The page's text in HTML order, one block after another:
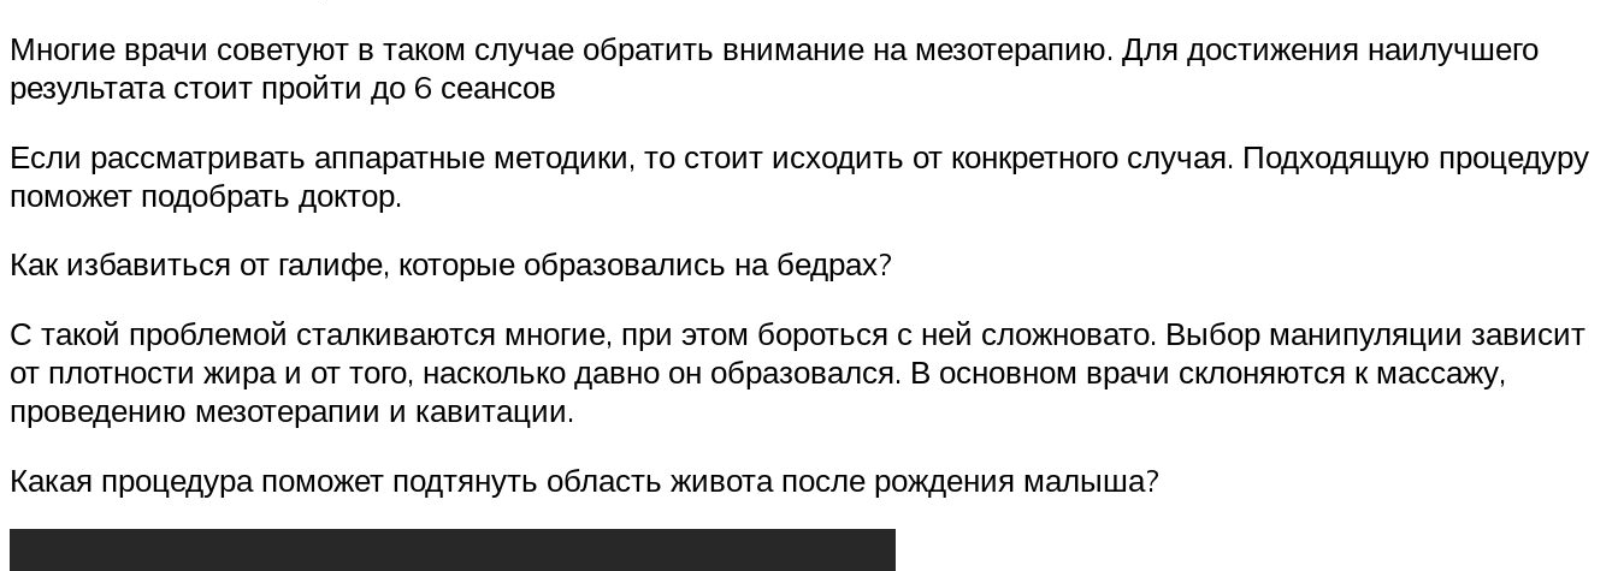
Многие врачи советуют в таком случае обратить внимание на мезотерапию. Для достижения наилучшего
результата стоит пройти до 6 сеансов
Если рассматривать аппаратные методики, то стоит исходить от конкретного случая. Подходящую процедуру
поможет подобрать доктор.
Как избавиться от галифе, которые образовались на бедрах?
С такой проблемой сталкиваются многие, при этом бороться с ней сложновато. Выбор манипуляции зависит
от плотности жира и от того, насколько давно он образовался. В основном врачи склоняются к массажу,
проведению мезотерапии и кавитации.
Какая процедура поможет подтянуть область живота после рождения малыша?